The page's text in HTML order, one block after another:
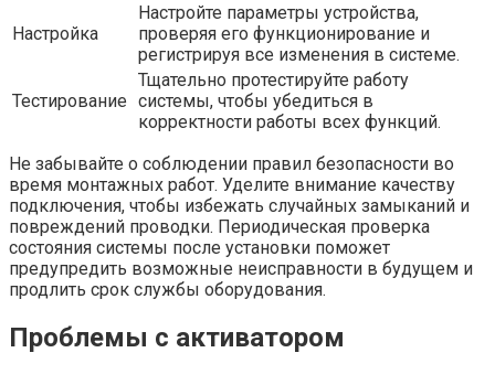
Настройка
Настройте параметры устройства,
проверяя его функционирование и
регистрируя все изменения в системе.
Тестирование
Тщательно протестируйте работу
системы, чтобы убедиться в
корректности работы всех функций.
Не забывайте о соблюдении правил безопасности во
время монтажных работ. Уделите внимание качеству
подключения, чтобы избежать случайных замыканий и
повреждений проводки. Периодическая проверка
состояния системы после установки поможет
предупредить возможные неисправности в будущем и
продлить срок службы оборудования.
Проблемы с активатором